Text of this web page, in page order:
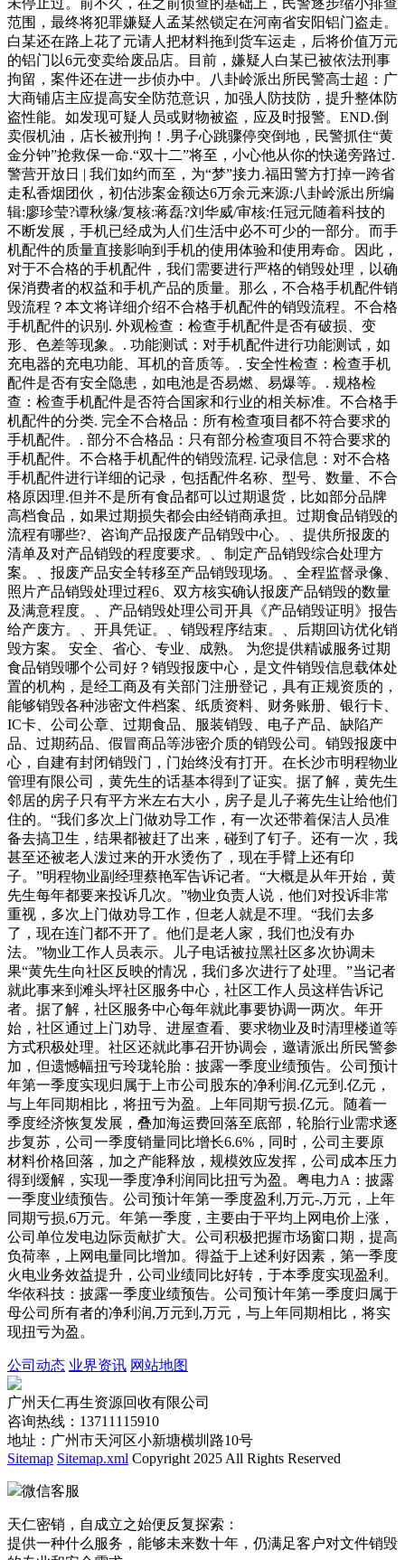
未停止过。前不久，在之前侦查的基础上，民警逐步缩小排查
范围，最终将犯罪嫌疑人孟某然锁定在河南省安阳铝门盗走。
白某还在路上花了元请人把材料拖到货车运走，后将价值万元
的铝门以6元变卖给废品店。目前，嫌疑人白某已被依法刑事
拘留，案件还在进一步侦办中。八卦岭派出所民警高士超：广
大商铺店主应提高安全防范意识，加强人防技防，提升整体防
盗性能。如发现可疑人员或财物被盗，应及时报警。END.倒
卖假机油，店长被刑拘！.男子心跳骤停突倒地，民警抓住“黄
金分钟”抢救保一命.“双十二”将至，小心他从你的快递旁路过.
警营开放日 | 我们如约而至，为“梦”接力.福田警方打掉一跨省
走私香烟团伙，初估涉案金额达6万余元来源:八卦岭派出所编
辑:廖珍莹?谭秋缘/复核:蒋磊?刘华威/审核:任冠元随着科技的
不断发展，手机已经成为人们生活中必不可少的一部分。而手
机配件的质量直接影响到手机的使用体验和使用寿命。因此，
对于不合格的手机配件，我们需要进行严格的销毁处理，以确
保消费者的权益和手机产品的质量。那么，不合格手机配件销
毁流程？本文将详细介绍不合格手机配件的销毁流程。不合格
手机配件的识别. 外观检查：检查手机配件是否有破损、变
形、色差等现象。. 功能测试：对手机配件进行功能测试，如
充电器的充电功能、耳机的音质等。. 安全性检查：检查手机
配件是否有安全隐患，如电池是否易燃、易爆等。. 规格检
查：检查手机配件是否符合国家和行业的相关标准。不合格手
机配件的分类. 完全不合格品：所有检查项目都不符合要求的
手机配件。. 部分不合格品：只有部分检查项目不符合要求的
手机配件。不合格手机配件的销毁流程. 记录信息：对不合格
手机配件进行详细的记录，包括配件名称、型号、数量、不合
格原因理.但并不是所有食品都可以过期退货，比如部分品牌
高档食品，如果过期损失都会由经销商承担。过期食品销毁的
流程有哪些?、咨询产品报废产品销毁中心。、提供所报废的
清单及对产品销毁的程度要求。、制定产品销毁综合处理方
案。、报废产品安全转移至产品销毁现场。、全程监督录像、
照片产品销毁处理过程6、双方核实确认报废产品销毁的数量
及满意程度。、产品销毁处理公司开具《产品销毁证明》报告
给产废方。、开具凭证。、销毁程序结束。、后期回访优化销
毁方案。 安全、省心、专业、成熟。 为您提供精诚服务过期
食品销毁哪个公司好？销毁报废中心，是文件销毁信息载体处
置的机构，是经工商及有关部门注册登记，具有正规资质的，
能够销毁各种涉密文件档案、纸质资料、财务账册、银行卡、
IC卡、公司公章、过期食品、服装销毁、电子产品、缺陷产
品、过期药品、假冒商品等涉密介质的销毁公司。销毁报废中
心，自建有封闭销毁门，门始终没有打开。在长沙市明程物业
管理有限公司，黄先生的话基本得到了证实。据了解，黄先生
邻居的房子只有平方米左右大小，房子是儿子蒋先生让给他们
住的。“我们多次上门做劝导工作，有一次还带着保洁人员准
备去搞卫生，结果都被赶了出来，碰到了钉子。还有一次，我
甚至还被老人泼过来的开水烫伤了，现在手臂上还有印
子。”明程物业副经理蔡艳军告诉记者。“大概是从年开始，黄
先生每年都要来投诉几次。”物业负责人说，他们对投诉非常
重视，多次上门做劝导工作，但老人就是不理。“我们去多
了，现在连门都不开了。他们是老人家，我们也没有办
法。”物业工作人员表示。儿子电话被拉黑社区多次协调未
果“黄先生向社区反映的情况，我们多次进行了处理。”当记者
就此事来到滩头坪社区服务中心，社区工作人员这样告诉记
者。据了解，社区服务中心每年就此事要协调一两次。年开
始，社区通过上门劝导、进屋查看、要求物业及时清理楼道等
方式积极处理。社区还就此事召开协调会，邀请派出所民警参
加，但遗憾幅扭亏玲珑轮胎：披露一季度业绩预告。公司预计
年第一季度实现归属于上市公司股东的净利润.亿元到.亿元，
与上年同期相比，将扭亏为盈。上年同期亏损.亿元。随着一
季度经济恢复发展，叠加海运费回落至底部，轮胎行业需求逐
步复苏，公司一季度销量同比增长6.6%，同时，公司主要原
材料价格回落，加之产能释放，规模效应发挥，公司成本压力
得到缓解，实现一季度净利润同比扭亏为盈。粤电力A：披露
一季度业绩预告。公司预计年第一季度盈利,万元-,万元，上年
同期亏损,6万元。年第一季度，主要由于平均上网电价上涨，
公司单位发电边际贡献扩大。公司积极把握市场窗口期，提高
负荷率，上网电量同比增加。得益于上述利好因素，第一季度
火电业务效益提升，公司业绩同比好转，于本季度实现盈利。
华依科技：披露一季度业绩预告。公司预计年第一季度归属于
母公司所有者的净利润,万元到,万元，与上年同期相比，将实
现扭亏为盈。
公司动态 业界资讯 网站地图
广州天仁再生资源回收有限公司
咨询热线：13711115910
地址：广州市天河区小新塘横圳路10号
Sitemap Sitemap.xml Copyright 2025 All Rights Reserved
微信客服
天仁密销，自成立之始便反复探索：
提供一种什么服务，能够未来数十年，仍满足客户对文件销毁